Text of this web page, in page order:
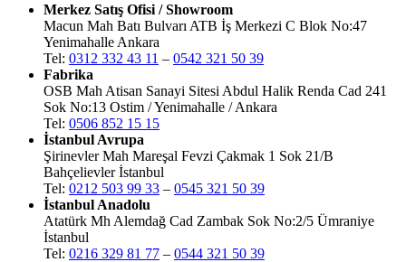
Merkez Satış Ofisi / Showroom
Macun Mah Batı Bulvarı ATB İş Merkezi C Blok No:47
Yenimahalle Ankara
Tel: 0312 332 43 11 – 0542 321 50 39
Fabrika
OSB Mah Atisan Sanayi Sitesi Abdul Halik Renda Cad 241
Sok No:13 Ostim / Yenimahalle / Ankara
Tel: 0506 852 15 15
İstanbul Avrupa
Şirinevler Mah Mareşal Fevzi Çakmak 1 Sok 21/B
Bahçelievler İstanbul
Tel: 0212 503 99 33 – 0545 321 50 39
İstanbul Anadolu
Atatürk Mh Alemdağ Cad Zambak Sok No:2/5 Ümraniye
İstanbul
Tel: 0216 329 81 77 – 0544 321 50 39